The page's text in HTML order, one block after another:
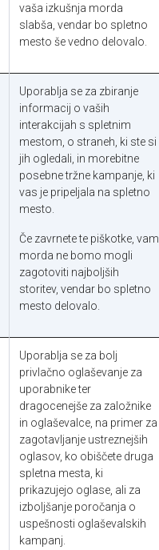
vaša izkušnja morda
slabša, vendar bo spletno
mesto še vedno delovalo.
Uporablja se za zbiranje
informacij o vaših
interakcijah s spletnim
mestom, o straneh, ki ste si
jih ogledali, in morebitne
posebne tržne kampanje, ki
vas je pripeljala na spletno
mesto.
Če zavrnete te piškotke, vam
morda ne bomo mogli
zagotoviti najboljših
storitev, vendar bo spletno
mesto delovalo.
Uporablja se za bolj
privlačno oglaševanje za
uporabnike ter
dragocenejše za založnike
in oglaševalce, na primer za
zagotavljanje ustreznejših
oglasov, ko obiščete druga
spletna mesta, ki
prikazujejo oglase, ali za
izboljšanje poročanja o
uspešnosti oglaševalskih
kampanj.